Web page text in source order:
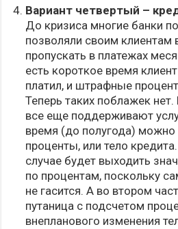
Вариант четвертый –
До кризиса многие банки
позволяли своим клиентам
пропускать в платежах
есть короткое время
платил, и штрафные
Теперь таких поблажек
все еще поддерживают
время (до полугода) можно
проценты, или тело
случае будет выходить
по процентам, поскольку
не гасится. А во втором
путаница с подсчетом
внепланового изменения